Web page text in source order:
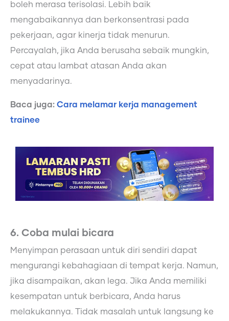
boleh merasa terisolasi. Lebih baik
mengabaikannya dan berkonsentrasi pada
pekerjaan, agar kinerja tidak menurun.
Percayalah, jika Anda berusaha sebaik mungkin,
cepat atau lambat atasan Anda akan
menyadarinya.
Baca juga: Cara melamar kerja management
trainee
6. Coba mulai bicara
Menyimpan perasaan untuk diri sendiri dapat
mengurangi kebahagiaan di tempat kerja. Namun,
jika disampaikan, akan lega. Jika Anda memiliki
kesempatan untuk berbicara, Anda harus
melakukannya. Tidak masalah untuk langsung ke